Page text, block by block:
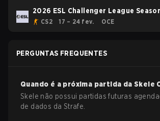
2026 ESL Challenger League
Oceania - Cup #1
CS2 17 – 24 fev. OCE
PERGUNTAS FREQUENTES
Quando é a próxima partida da Skele
Skele não possui partidas futuras
de dados da Strafe.